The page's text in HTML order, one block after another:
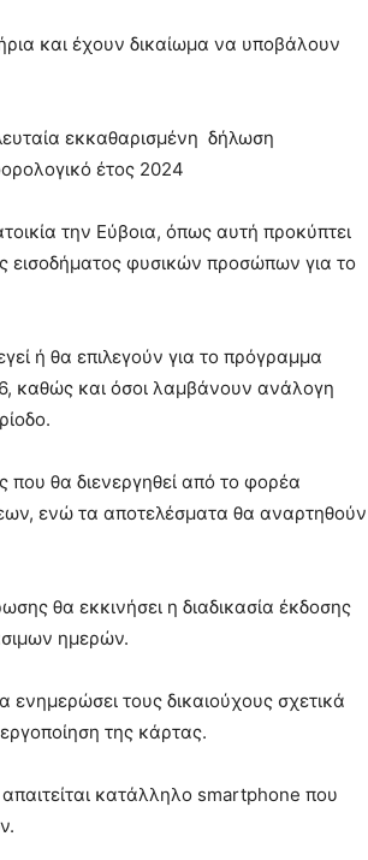
και έχουν δικαίωμα να υποβάλουν
εκκαθαρισμένη δήλωση
έτος 2024
την Εύβοια, όπως αυτή προκύπτει
εισοδήματος φυσικών προσώπων για το
ή θα επιλεγούν για το πρόγραμμα
καθώς και όσοι λαμβάνουν ανάλογη
που θα διενεργηθεί από το φορέα
ενώ τα αποτελέσματα θα αναρτηθούν
θα εκκινήσει η διαδικασία έκδοσης
ημερών.
τους δικαιούχους σχετικά
της κάρτας.
κατάλληλο smartphone που